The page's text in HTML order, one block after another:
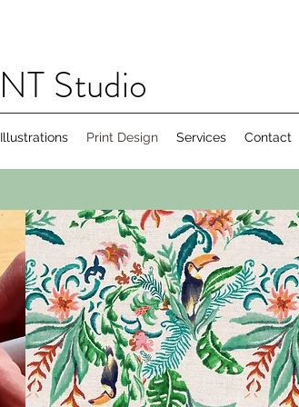
NT Studio
Illustrations Print Design Services Contact